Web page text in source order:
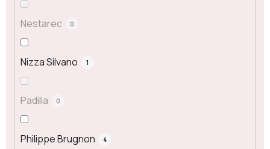
Nestarec 0
Nizza Silvano 1
Padilla 0
Philippe Brugnon 4